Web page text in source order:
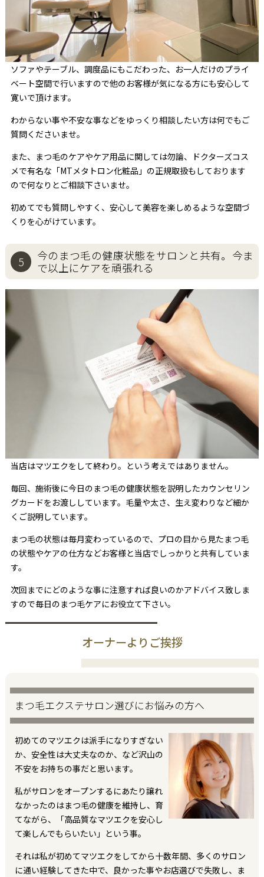
ソファやテーブル、調度品にもこだわった、お一人だけのプライ
ベート空間で行いますので他のお客様が気になる方にも安心して
寛いで頂けます。
わからない事や不安な事などをゆっくり相談したい方は何でもご
質問くださいませ。
また、まつ毛のケアやケア用品に関しては勿論、ドクターズコス
メで有名な「MTメタトロン化粧品」の正規取扱もしております
ので何なりとご相談下さいませ。
初めてでも質問しやすく、安心して美容を楽しめるような空間づ
くりを心がけています。
5 今のまつ毛の健康状態をサロンと共有。 今ま
で以上にケアを頑張れる
当店はマツエクをして終わり。という考えではありません。
毎回、施術後に今日のまつ毛の健康状態を説明したカウンセリン
グカードをお渡ししています。毛量や太さ、生え変わりなど細か
くご説明しています。
まつ毛の状態は毎月変わっているので、プロの目から見たまつ毛
の状態やケアの仕方などお客様と当店でしっかりと共有していま
す。
次回までにどのような事に注意すれば良いのかアドバイス致しま
すので毎日のまつ毛ケアにお役立て下さい。
オーナーよりご挨拶
まつ毛エクステサロン選びにお悩みの方へ
初めてのマツエクは派手になりすぎない
か、安全性は大丈夫なのか、など沢山の
不安をお持ちの事だと思います。
私がサロンをオープンするにあたり譲れ
なかったのはまつ毛の健康を維持し、育
てながら、「高品質なマツエクを安心し
て楽しんでもらいたい」という事。
それは私が初めてマツエクをしてから十数年間、多くのサロン
に通い経験してきた中で、良かった事やお店選びで失敗し、ま